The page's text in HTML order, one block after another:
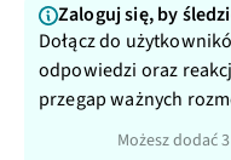
Zaloguj się, by
Dołącz do
odpowiedzi oraz
przegap ważnych
Możesz dodać